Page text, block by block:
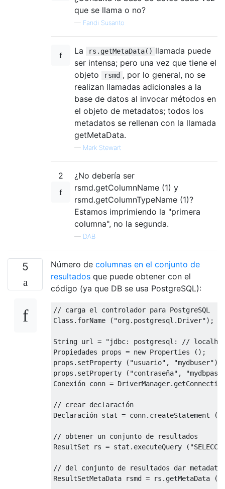
que se llama o no?
— Fandi Susanto
La rs.getMetaData() llamada puede
ser intensa; pero una vez que tiene el
objeto
rsmd , por lo general, no se
realizan llamadas adicionales a la
base de datos al invocar métodos en
el objeto de metadatos; todos los
metadatos se rellenan con la llamada
getMetaData.
— Mark Stewart
2
¿No debería ser
rsmd.getColumnName (1) y
rsmd.getColumnTypeName (1)?
Estamos imprimiendo la "primera
columna", no la segunda.
— DAB
5 Número de columnas en el conjunto de
resultados que puede obtener con el
código (ya que DB se usa PostgreSQL):
// carga el controlador para PostgreSQL
Class.forName ("org.postgresql.Driver");
String url = "jdbc: postgresql: //
Propiedades props = new Properties ();
props.setProperty ("usuario", "mydbuser");
props.setProperty ("contraseña",
Conexión conn =
// crear declaración
Declaración stat = conn.createStatement
// obtener un conjunto de resultados
ResultSet rs = stat.executeQuery
// del conjunto de resultados dar
ResultSetMetaData rsmd = rs.getMetaData